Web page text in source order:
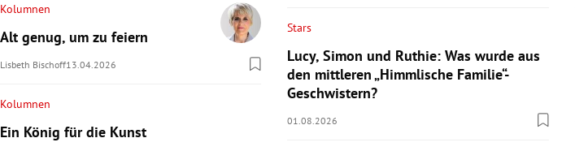
Kolumnen
Alt genug, um zu feiern
Lisbeth Bischoff13.04.2026
Kolumnen
Ein König für die Kunst
Stars
Lucy, Simon und Ruthie: Was wurde aus
den mittleren „Himmlische Familie“-
Geschwistern?
01.08.2026